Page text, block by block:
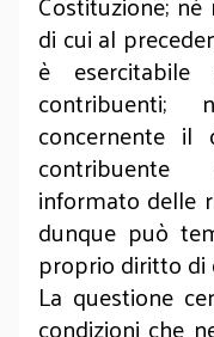
di cui al
è
contribuenti;
concernente
contribuente
informato delle
dunque può
proprio diritto di
La questione